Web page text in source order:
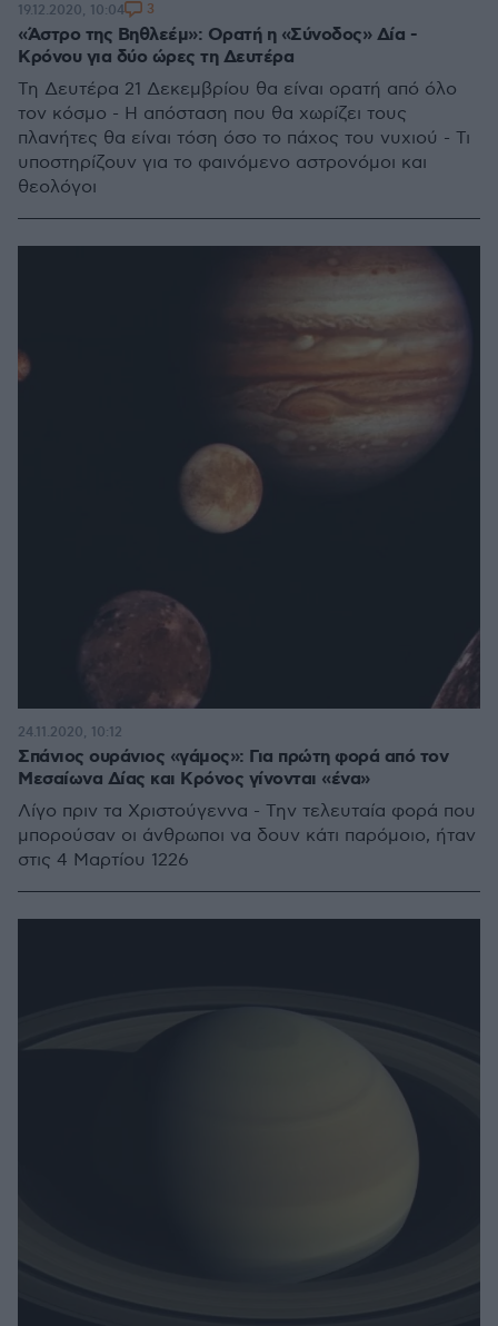
«Άστρο της Βηθλεέμ»: Ορατή η «Σύνοδος» Δία -
Κρόνου για δύο ώρες τη Δευτέρα
Τη Δευτέρα 21 Δεκεμβρίου θα είναι ορατή από όλο
τον κόσμο - Η απόσταση που θα χωρίζει τους
πλανήτες θα είναι τόση όσο το πάχος του νυχιού - Τι
υποστηρίζουν για το φαινόμενο αστρονόμοι και
θεολόγοι
19.12.2020, 10:04 3
Σπάνιος ουράνιος «γάμος»: Για πρώτη φορά από τον
Μεσαίωνα Δίας και Κρόνος γίνονται «ένα»
Λίγο πριν τα Χριστούγεννα - Την τελευταία φορά που
μπορούσαν οι άνθρωποι να δουν κάτι παρόμοιο, ήταν
στις 4 Μαρτίου 1226
24.11.2020, 10:12